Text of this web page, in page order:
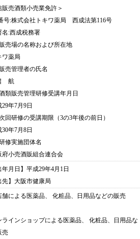
販売酒類小売業免許＞
号:株式会社トキワ薬局 西成法第116号
名:西成税務署
販売場の名称および所在地
薬局
販売管理者の氏名
航
酒類販売管理研修受講年月日
年7月9日
次回研修の受講期限（3の3年後の前日）
年7月8日
研修実施団体名
小売酒販組合連合会
年月日】平成29年4月1日
先】大阪市健康局
舗による医薬品、 化粧品、日用品などの販売
ラインショップによる医薬品、 化粧品、日用品な
売